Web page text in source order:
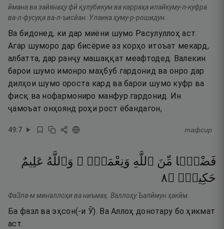
ӣмана ва зайянаҳу фӣ қулубикум ва карраҳа илайкуму-л-куфра
ва-л-фусуқа ва-л-ъисйан. Улаика ҳуму-р-рошидун.
Ва бидонед, ки дар миёни шумо Расулуллоҳ аст.
Агар шуморо дар бисёрие аз корҳо итоъат мекард,
албатта, дар ранҷу машаққат меафтодед. Валекин
барои шумо имонро маҳбуб гардонид ва онро дар
дилҳои шумо ороста кард ва барои шумо куфр ва
фисқ ва нофармониро манфур гардонид. Ин
ҷамоъат онҳоянд роҳи рост ёбандагон,
49:7 тафсир
فَضْلًۭا مِّنَ ٱللَّهِ وَنِعْمَةًۭ ۚ وَٱللَّهُ عَلِيمٌ
حَكِيمٌۭ ۝٨
ФаЗла-м миналлоҳи ва ниъмаҳ. Валлоҳу Ъалӣмун ҳакӣм.
Ба фазл ва эҳсон(-и Ӯ). Ва Аллоҳ донотару бо ҳикмат
аст.